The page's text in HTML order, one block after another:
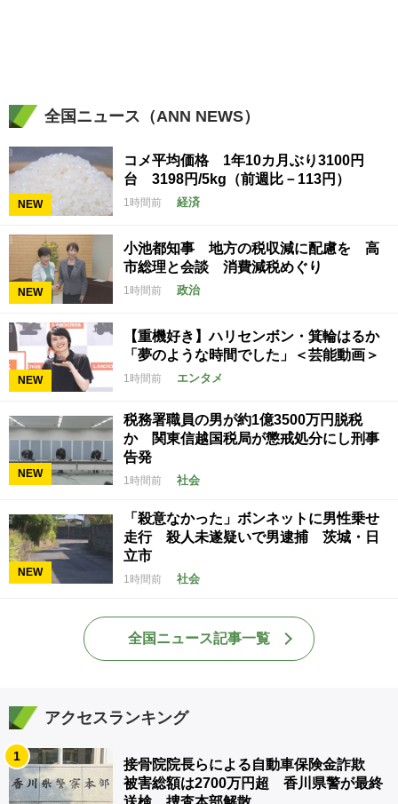
全国ニュース（ANN NEWS）
NEW
コメ平均価格 1年10カ月ぶり3100円
台 3198円/5kg（前週比－113円）
1時間前 経済
NEW
小池都知事 地方の税収減に配慮を 高
市総理と会談 消費減税めぐり
1時間前 政治
NEW
【重機好き】ハリセンボン・箕輪はるか
「夢のような時間でした」＜芸能動画＞
1時間前 エンタメ
NEW
税務署職員の男が約1億3500万円脱税
か 関東信越国税局が懲戒処分にし刑事
告発
1時間前 社会
NEW
「殺意なかった」ボンネットに男性乗せ
走行 殺人未遂疑いで男逮捕 茨城・日
立市
1時間前 社会
全国ニュース記事一覧
アクセスランキング
1
接骨院院長らによる自動車保険金詐欺
被害総額は2700万円超 香川県警が最終